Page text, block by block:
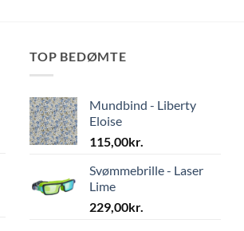
TOP BEDØMTE
Mundbind - Liberty
Eloise
115,00kr.
Svømmebrille - Laser
Lime
229,00kr.